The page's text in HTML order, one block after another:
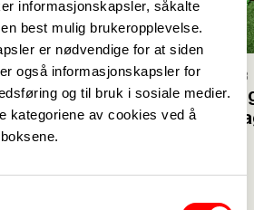
informasjonskapsler, såkalte
best mulig brukeropplevelse.
er nødvendige for at siden
også informasjonskapsler for
og til bruk i sosiale medier.
kategoriene av cookies ved å
10. oktober 2023
Fotballer
sitt